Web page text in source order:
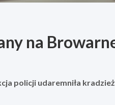
na
policji udaremniła